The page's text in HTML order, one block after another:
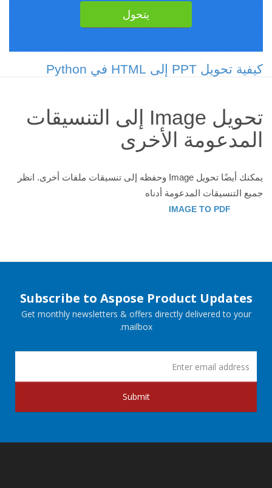
كيفية تحويل PPT إلى HTML في Python
تحويل Image إلى التنسيقات
المدعومة الأخرى
يمكنك أيضًا تحويل Image وحفظه إلى تنسيقات ملفات أخرى. انظر
جميع التنسيقات المدعومة أدناه
IMAGE TO PDF
Subscribe to Aspose Product Updates
Get monthly newsletters & offers directly delivered to your
mailbox.
Submit